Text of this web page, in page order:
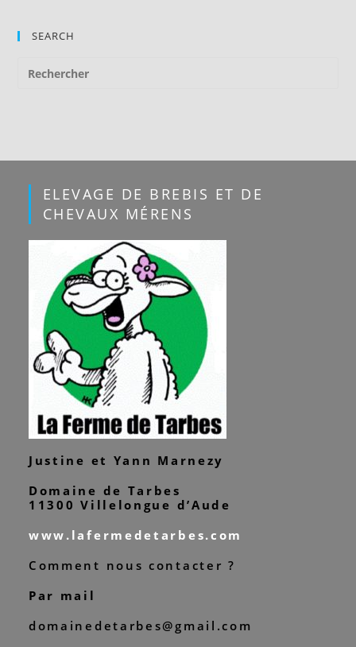
SEARCH
ELEVAGE DE BREBIS ET DE
CHEVAUX MÉRENS
Justine et Yann Marnezy
Domaine de Tarbes
11300 Villelongue d’Aude
www.lafermedetarbes.com
Comment nous contacter ?
Par mail
domainedetarbes@gmail.com